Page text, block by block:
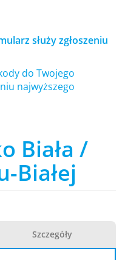
służy zgłoszeniu
do Twojego
najwyższego
Biała /
Białej
Szczegóły